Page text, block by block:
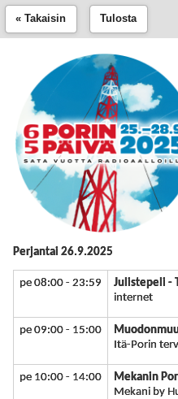
« Takaisin Tulosta
Perjantai 26.9.2025
pe 08:00 - 23:59
Julistepeli -
internet
pe 09:00 - 15:00
Itä-Porin
pe 10:00 - 14:00
Mekanin
Mekani by